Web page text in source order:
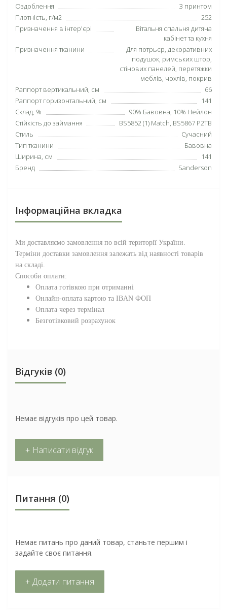
Оздоблення
З принтом
Плотність, г/м2
252
Призначення в інтер'єрі
Вітальня спальня дитяча
кабінет та кухня
Призначення тканини
Для потрьєр, декоративних
подушок, римських штор,
стінових панелей, перетяжки
меблів, чохлів, покрив
Раппорт вертикальний, см
66
Раппорт горизонтальний, см
141
Склад, %
90% Бавовна, 10% Нейлон
Стійкість до займання
BS5852 (1) Match, BS5867 P2TB
Стиль
Сучасний
Тип тканини
Бавовна
Ширина, см
141
Бренд
Sanderson
Інформаційна вкладка
Ми доставляємо замовлення по всій території України.
Терміни доставки замовлення залежать від наявності товарів
на складі.
Способи оплати:
Оплата готівкою при отриманні
Онлайн-оплата картою та IBAN ФОП
Оплата через термінал
Безготівковий розрахунок
Відгуків (0)
Немає відгуків про цей товар.
+ Написати відгук
Питання (0)
Немає питань про даний товар, станьте першим і
задайте своє питання.
+ Додати питання